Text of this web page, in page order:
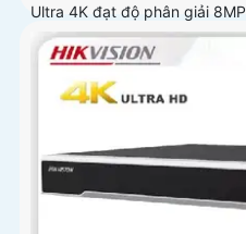
Ultra 4K đạt độ phân giải 8MP